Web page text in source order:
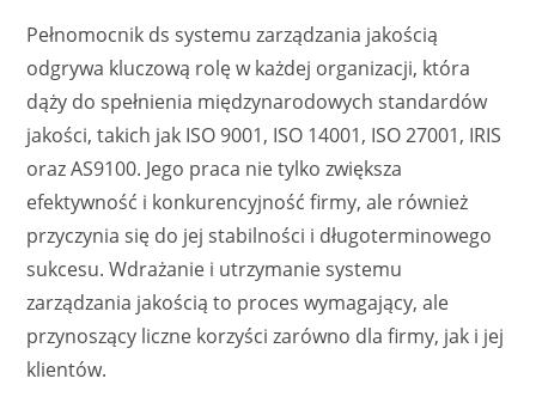
Pełnomocnik ds systemu zarządzania jakością
odgrywa kluczową rolę w każdej organizacji, która
dąży do spełnienia międzynarodowych standardów
jakości, takich jak ISO 9001, ISO 14001, ISO 27001, IRIS
oraz AS9100. Jego praca nie tylko zwiększa
efektywność i konkurencyjność firmy, ale również
przyczynia się do jej stabilności i długoterminowego
sukcesu. Wdrażanie i utrzymanie systemu
zarządzania jakością to proces wymagający, ale
przynoszący liczne korzyści zarówno dla firmy, jak i jej
klientów.